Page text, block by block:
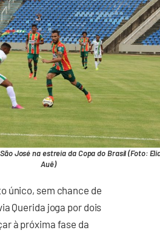
José na estreia da Copa do Brasil (Foto:
Auê)
único, sem chance de
Querida joga por dois
à próxima fase da